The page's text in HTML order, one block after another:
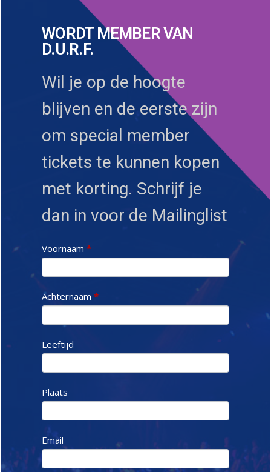
WORDT MEMBER VAN
D.U.R.F.
Wil je op de hoogte
blijven en de eerste zijn
om special member
tickets te kunnen kopen
met korting. Schrijf je
dan in voor de Mailinglist
D
U
R
F
Voornaam*
Achternaam*
Leeftijd
Plaats
Email